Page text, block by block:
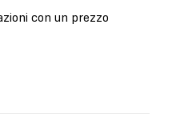
con un prezzo